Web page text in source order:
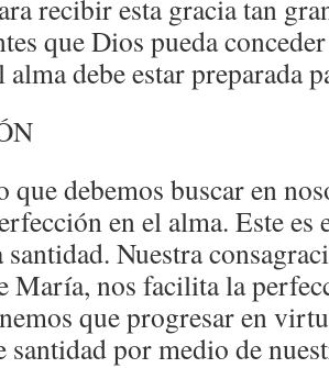
recibir esta gracia tan
que Dios pueda
debe estar preparada
debemos buscar en
en el alma. Este
santidad. Nuestra
María, nos facilita la
que progresar en
santidad por medio de